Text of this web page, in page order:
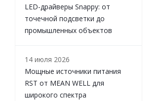
LED-драйверы Snappy: от
точечной подсветки до
промышленных объектов
14 июля 2026
Мощные источники питания
RST от MEAN WELL для
широкого спектра